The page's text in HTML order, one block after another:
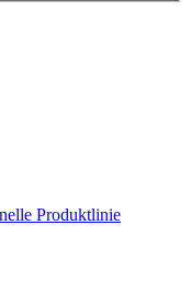
Produktlinie